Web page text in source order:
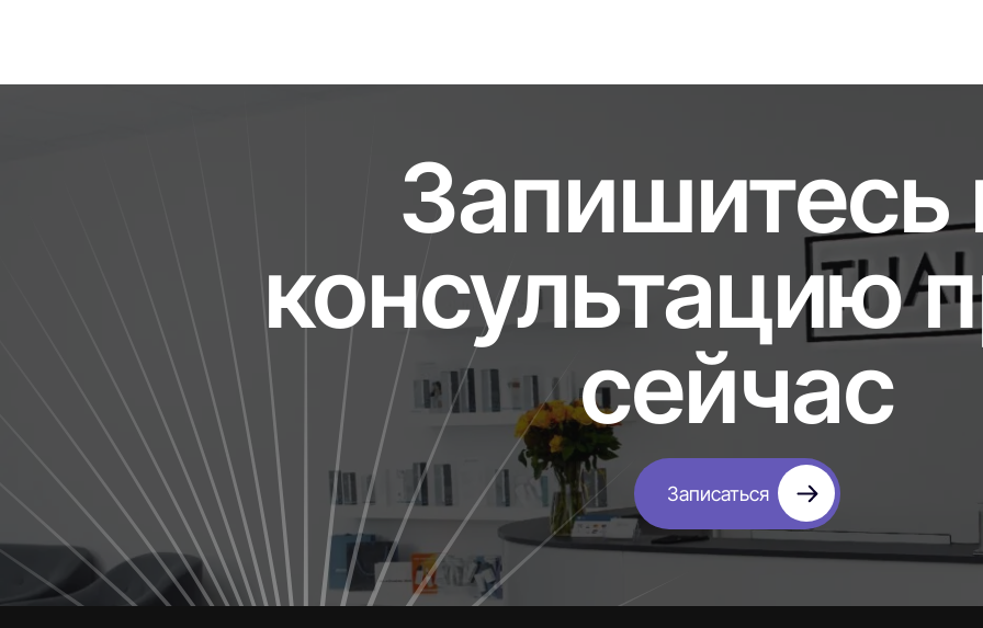
Запишитесь
консультацию
сейчас
Записаться